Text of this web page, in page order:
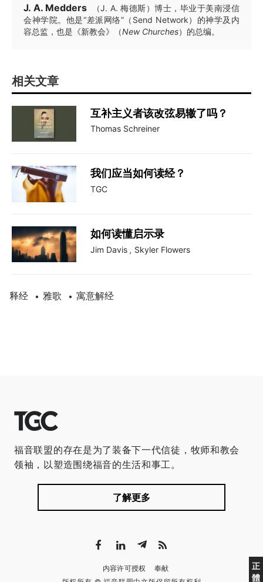
J. A. Medders
（J. A. 梅德斯）博士，毕业于美南浸信
会神学院。他是“差派网络”（Send Network）的神学及内
容总监，也是《新教会》（New Churches）的总编。
相关文章
互补主义者该改弦易辙了吗？
Thomas Schreiner
我们应当如何读经？
TGC
如何读懂启示录
Jim Davis , Skyler Flowers
释经 • 雅歌 • 寓意解经
正
體
福音联盟的存在是为了装备下一代信徒，牧师和教会
领袖，以塑造围绕福音的生活和事工。
了解更多
内容许可授权
奉献